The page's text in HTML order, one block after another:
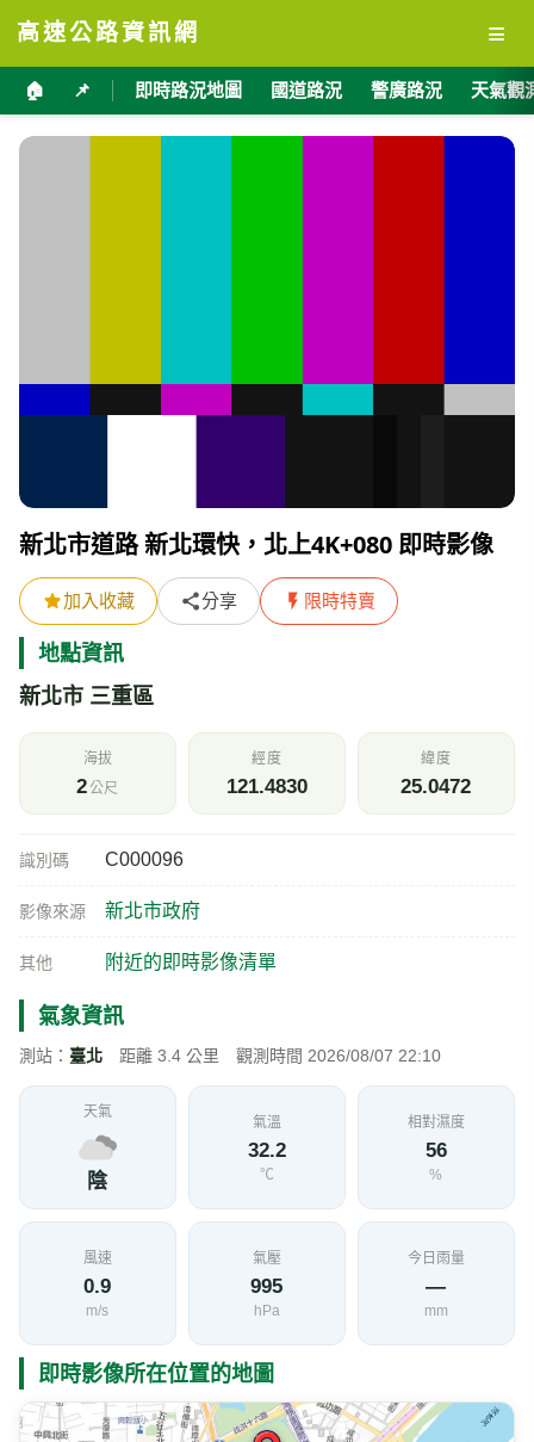
高速公路資訊網 ≡
🏠 📌 即時路況地圖 國道路況 警廣路況 天氣觀
新北市道路 新北環快，北上4K+080 即時影像
加入收藏 分享 限時特賣
地點資訊
新北市 三重區
海拔
2公尺
經度
121.4830
緯度
25.0472
識別碼 C000096
影像來源 新北市政府
其他 附近的即時影像清單
氣象資訊
測站： 臺北 距離 3.4 公里 觀測時間 2026/08/07 22:10
天氣
陰
氣溫
32.2
℃
相對濕度
56
%
風速
0.9
m/s
氣壓
995
hPa
今日雨量
—
mm
即時影像所在位置的地圖